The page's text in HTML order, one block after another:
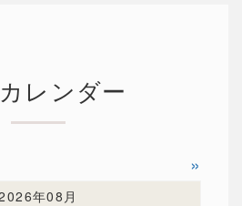
レンダー
»
年08月